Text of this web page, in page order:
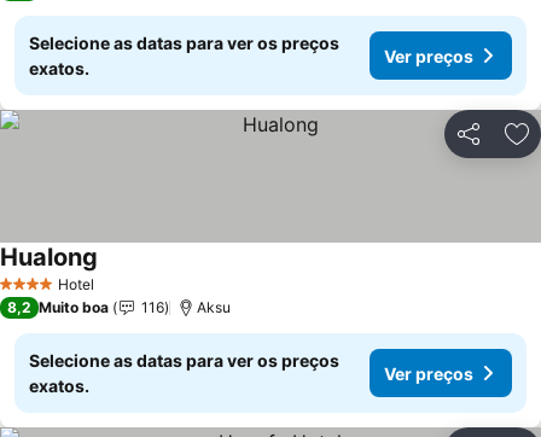
Selecione as datas para ver os preços
exatos.
Ver preços
Partilhar
4 EstrelasHotel
Hualong
8,2 Muito boa 116 Aksu
Selecione as datas para ver os preços
exatos.
Ver preços